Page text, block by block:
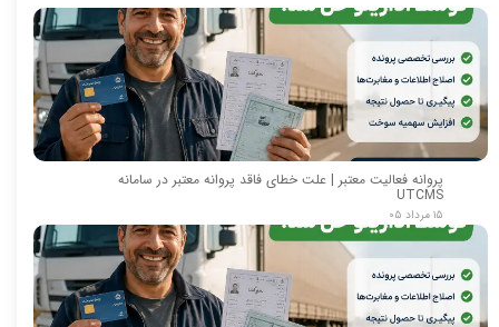
پروانه فعالیت معتبر | علت خطای فاقد پروانه معتبر در سامانه
UTCMS
۱۵ مرداد ۰۵